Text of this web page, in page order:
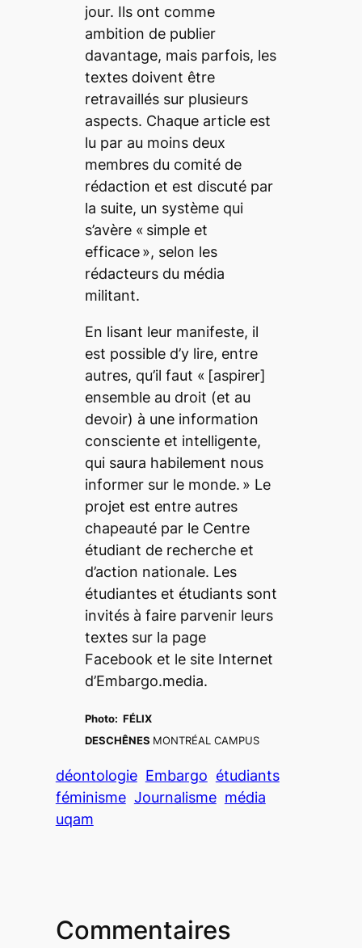
jour. Ils ont comme
ambition de publier
davantage, mais parfois, les
textes doivent être
retravaillés sur plusieurs
aspects. Chaque article est
lu par au moins deux
membres du comité de
rédaction et est discuté par
la suite, un système qui
s’avère « simple et
efficace », selon les
rédacteurs du média
militant.
En lisant leur manifeste, il
est possible d’y lire, entre
autres, qu’il faut « [aspirer]
ensemble au droit (et au
devoir) à une information
consciente et intelligente,
qui saura habilement nous
informer sur le monde. » Le
projet est entre autres
chapeauté par le Centre
étudiant de recherche et
d’action nationale. Les
étudiantes et étudiants sont
invités à faire parvenir leurs
textes sur la page
Facebook et le site Internet
d’Embargo.media.
Photo: FÉLIX
DESCHÊNES MONTRÉAL CAMPUS
déontologie Embargo étudiants
féminisme Journalisme média
uqam
Commentaires